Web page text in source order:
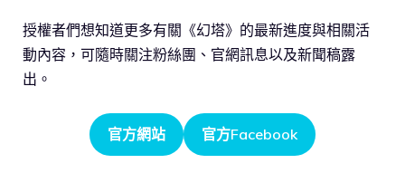
授權者們想知道更多有關《幻塔》的最新進度與相關活
動內容，可隨時關注粉絲團、官網訊息以及新聞稿露
出。
官方網站 官方Facebook